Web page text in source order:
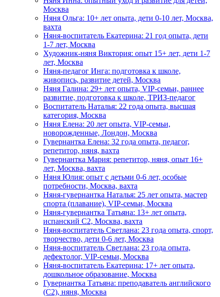
Москва
Няня Ольга: 10+ лет опыта, дети 0-10 лет, Москва,
вахта
Няня-воспитатель Екатерина: 21 год опыта, дети
1-7 лет, Москва
Художник-няня Виктория: опыт 15+ лет, дети 1-7
лет, Москва
Няня-педагог Инга: подготовка к школе,
живопись, развитие детей, Москва
Няня Галина: 29+ лет опыта, VIP-семьи, раннее
развитие, подготовка к школе, ТРИЗ-педагог
Воспитатель Наталья: 22 года опыта, высшая
категория, Москва
Няня Елена: 20 лет опыта, VIP-семьи,
новорожденные, Лондон, Москва
Гувернантка Елена: 32 года опыта, педагог,
репетитор, няня, вахта
Гувернантка Мария: репетитор, няня, опыт 16+
лет, Москва, вахта
Няня Юлия: опыт с детьми 0-6 лет, особые
потребности, Москва, вахта
Няня-гувернантка Наталья: 25 лет опыта, мастер
спорта (плавание), VIP-семьи, Москва
Няня-гувернантка Татьяна: 13+ лет опыта,
испанский C2, Москва, вахта
Няня-воспитатель Светлана: 23 года опыта, спорт,
творчество, дети 0-6 лет, Москва
Няня-воспитатель Светлана: 23 года опыта,
дефектолог, VIP-семьи, Москва
Няня-воспитатель Екатерина: 17+ лет опыта,
дошкольное образование, Москва
Гувернантка Татьяна: преподаватель английского
(C2), няня, Москва